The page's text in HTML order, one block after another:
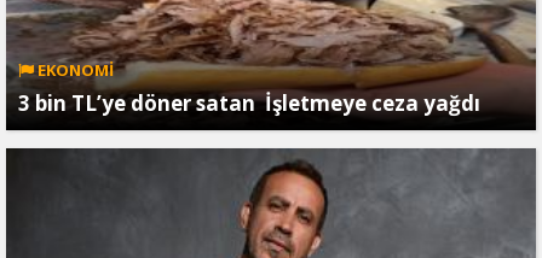
EKONOMİ
3 bin TL’ye döner satan İşletmeye ceza yağdı